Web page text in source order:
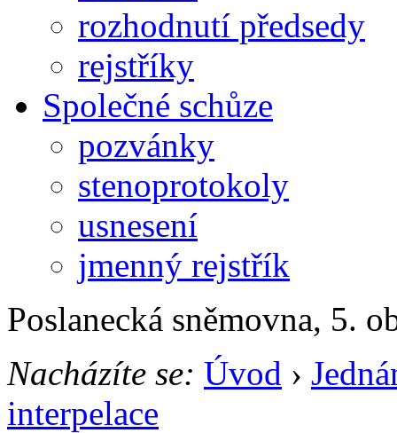
rozhodnutí předsedy
rejstříky
Společné schůze
pozvánky
stenoprotokoly
usnesení
jmenný rejstřík
Poslanecká sněmovna, 5.
Nacházíte se: Úvod ›
interpelace